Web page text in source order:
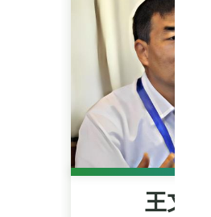
王文